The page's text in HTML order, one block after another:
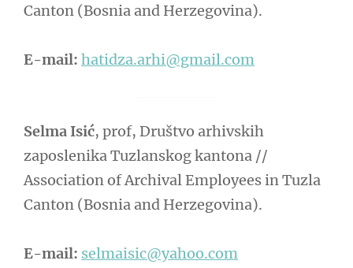
Canton (Bosnia and Herzegovina).
E-mail: hatidza.arhi@gmail.com
Selma Isić, prof, Društvo arhivskih
zaposlenika Tuzlanskog kantona //
Association of Archival Employees in Tuzla
Canton (Bosnia and Herzegovina).
E-mail: selmaisic@yahoo.com